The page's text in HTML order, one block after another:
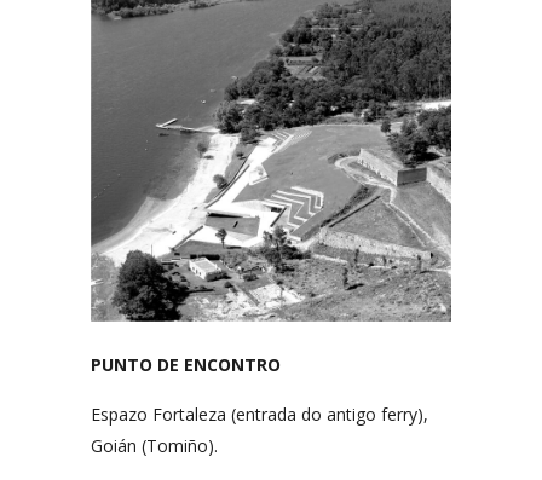
PUNTO DE ENCONTRO
Espazo Fortaleza (entrada do antigo ferry),
Goián (Tomiño).